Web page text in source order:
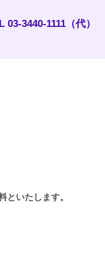
3440-1111（代）
いたします。